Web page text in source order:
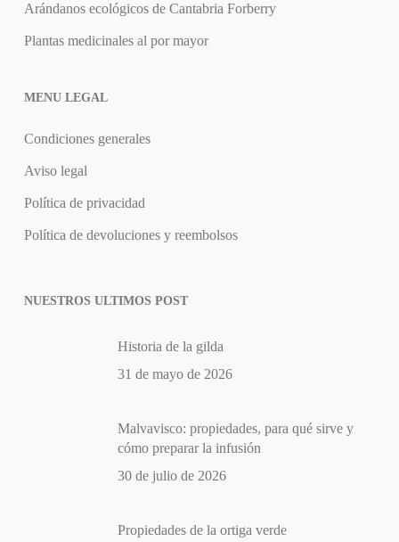
Arándanos ecológicos de Cantabria Forberry
Plantas medicinales al por mayor
MENU LEGAL
Condiciones generales
Aviso legal
Política de privacidad
Política de devoluciones y reembolsos
NUESTROS ULTIMOS POST
Historia de la gilda
31 de mayo de 2026
Malvavisco: propiedades, para qué sirve y
cómo preparar la infusión
30 de julio de 2026
Propiedades de la ortiga verde